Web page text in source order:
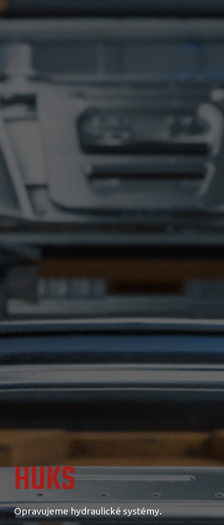
HUKS
Opravujeme hydraulické systémy.